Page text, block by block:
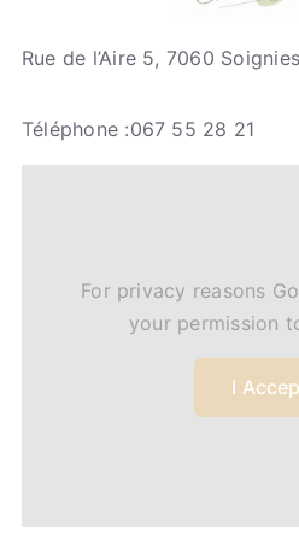
Rue de l’Aire 5, 7060 Soignies
Téléphone :067 55 28 21
For privacy reasons
your permission
I